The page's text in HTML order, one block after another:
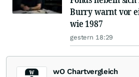
Burry warnt vor
wie 1987
gestern 18:29
wO Chartvergleich